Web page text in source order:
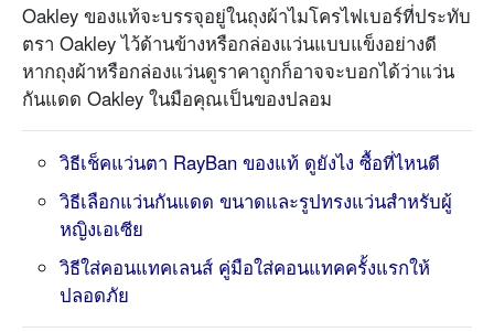
Oakley ของแท้จะบรรจุอยู่ในถุงผ้าไมโครไฟเบอร์ที่ประทับ
ตรา Oakley ไว้ด้านข้างหรือกล่องแว่นแบบแข็งอย่างดี
หากถุงผ้าหรือกล่องแว่นดูราคาถูกก็อาจจะบอกได้ว่าแว่น
กันแดด Oakley ในมือคุณเป็นของปลอม
วิธีเช็คแว่นตา RayBan ของแท้ ดูยังไง ซื้อที่ไหนดี
วิธีเลือกแว่นกันแดด ขนาดและรูปทรงแว่นสำหรับผู้
หญิงเอเซีย
วิธีใส่คอนแทคเลนส์ คู่มือใส่คอนแทคครั้งแรกให้
ปลอดภัย